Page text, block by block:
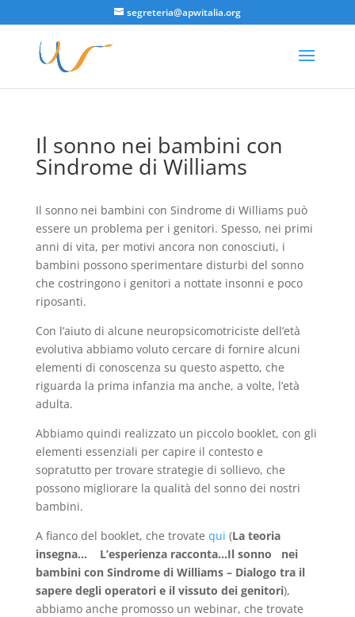
segreteria@apwitalia.org
Il sonno nei bambini con
Sindrome di Williams
Il sonno nei bambini con Sindrome di Williams può
essere un problema per i genitori. Spesso, nei primi
anni di vita, per motivi ancora non conosciuti, i
bambini possono sperimentare disturbi del sonno
che costringono i genitori a nottate insonni e poco
riposanti.
Con l’aiuto di alcune neuropsicomotriciste dell’età
evolutiva abbiamo voluto cercare di fornire alcuni
elementi di conoscenza su questo aspetto, che
riguarda la prima infanzia ma anche, a volte, l’età
adulta.
Abbiamo quindi realizzato un piccolo booklet, con gli
elementi essenziali per capire il contesto e
sopratutto per trovare strategie di sollievo, che
possono migliorare la qualità del sonno dei nostri
bambini.
A fianco del booklet, che trovate qui (La teoria
insegna… L’esperienza racconta…Il sonno nei
bambini con Sindrome di Williams – Dialogo tra il
sapere degli operatori e il vissuto dei genitori),
abbiamo anche promosso un webinar, che trovate